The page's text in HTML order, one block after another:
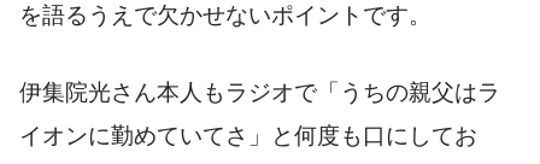
を語るうえで欠かせないポイントです。
伊集院光さん本人もラジオで「うちの親父はラ
イオンに勤めていてさ」と何度も口にしてお